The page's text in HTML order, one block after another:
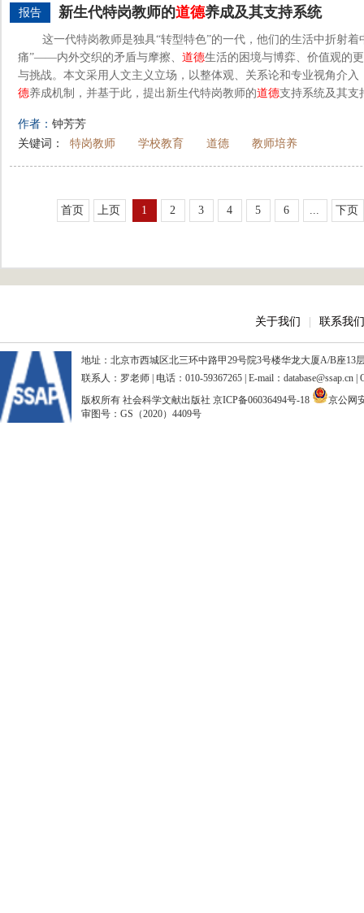
报告 新生代特岗教师的道德养成及其支持系统
这一代特岗教师是独具“转型特色”的一代，他们的生活中折射
痛”——内外交织的矛盾与摩擦、 道德生活的困境与博弈、价值观的
与挑战。本文采用人文主义立场，以整体观、关系论和专业视角介
德养成机制，并基于此，提出新生代特岗教师的道德支持系统及其支
作者： 钟芳芳
关键词：
特岗教师 学校教育 道德 教师培养
首页 上页 1 2 3 4 5 6 ... 下页
关于我们 联系我们
地址：北京市西城区北三环中路甲29号院3号楼华龙大厦A/B座13
联系人：罗老师 | 电话：010-59367265 | E-mail：database@ssap.cn
版权所有 社会科学文献出版社 京ICP备06036494号-18
京公网
审图号：GS（2020）4409号